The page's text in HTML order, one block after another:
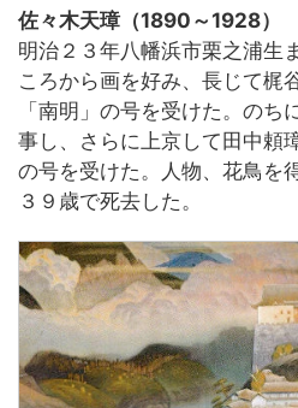
佐々木天璋（1890～1928）
明治２３年八幡浜市栗之浦生
ころから画を好み、長じて梶
「南明」の号を受けた。のち
事し、さらに上京して田中頼
の号を受けた。人物、花鳥を
３９歳で死去した。